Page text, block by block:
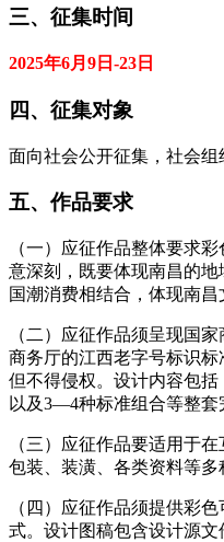
三、征集时间
2025年6月9日-23日
四、征集对象
面向社会公开征集，社会组
五、作品要求
（一）应征作品整体要求
意深刻，既要体现南昌的
国潮消费相结合，体现南昌
（二）应征作品须呈现国
商务厅的江西老字号标识标
但不得侵权。设计内容包
以及3—4种标准组合等整套
（三）应征作品要适用于
包装、装潢、各类资料等多
（四）应征作品须提供彩
式。设计图稿包含设计源